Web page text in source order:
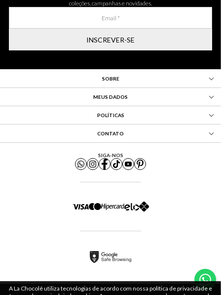
coleções, campanhas e novidades.
INSCREVER-SE
SOBRE
MEUS DADOS
POLÍTICAS
CONTATO
SIGA-NOS
A La Chocolê utiliza tecnologias de acordo com nossa política de privacidade e